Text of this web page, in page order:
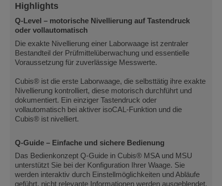
Highlights
Q-Level – motorische Nivellierung auf Tastendruck
oder vollautomatisch
Die exakte Nivellierung einer Laborwaage ist zentraler
Bestandteil der Prüfmittelüberwachung und essentielle
Voraussetzung für zuverlässige Messwerte.
Cubis® ist die erste Laborwaage, die selbsttätig ihre exakte
Nivellierung kontrolliert, diese motorisch durchführt und
dokumentiert. Ein einziger Tastendruck oder
vollautomatisch bei aktiver isoCAL-Funktion und die
Cubis® ist nivelliert.
Q-Guide – Einfache und sichere Bedienung
Das Bedienkonzept Q-Guide in Cubis® MSA und MSU
unterstützt Sie bei der Konfiguration Ihrer Waage. Sie
werden interaktiv durch Einstellmöglichkeiten und Abläufe
geführt, nicht relevante Informationen werden ausgeblendet.